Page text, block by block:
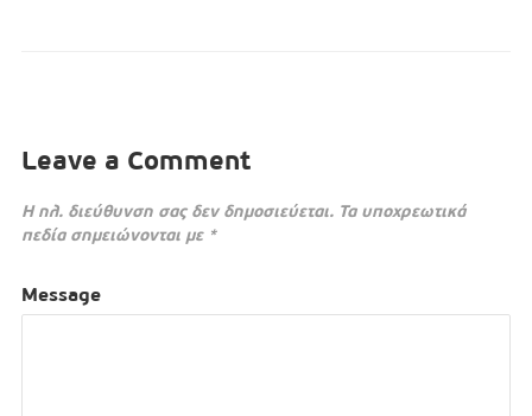
Leave a Comment
Η ηλ. διεύθυνση σας δεν δημοσιεύεται. Τα υποχρεωτικά
πεδία σημειώνονται με *
Message